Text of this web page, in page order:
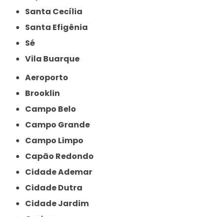
Santa Cecília
Santa Efigênia
Sé
Vila Buarque
Aeroporto
Brooklin
Campo Belo
Campo Grande
Campo Limpo
Capão Redondo
Cidade Ademar
Cidade Dutra
Cidade Jardim